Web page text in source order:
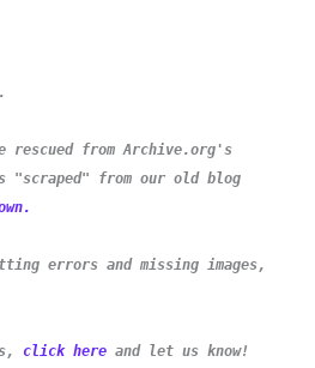
rescued from Archive.org's
"scraped" from our old blog
errors and missing images,
click here and let us know!